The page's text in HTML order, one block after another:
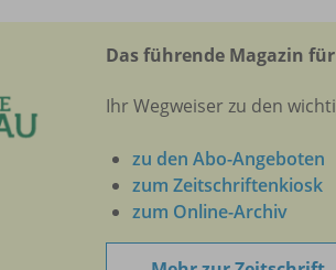
Das führende Magazin
Ihr Wegweiser zu den
zu den Abo-Angeboten
zum Zeitschriftenkiosk
zum Online-Archiv